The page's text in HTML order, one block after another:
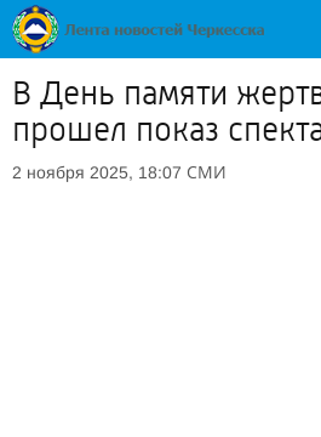
В День памяти
прошел показ
2 ноября 2025, 18:07 СМИ